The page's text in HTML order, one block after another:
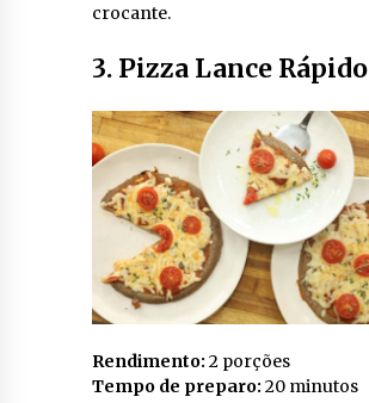
crocante.
3. Pizza Lance Rápido
Rendimento: 2 porções
Tempo de preparo: 20 minutos